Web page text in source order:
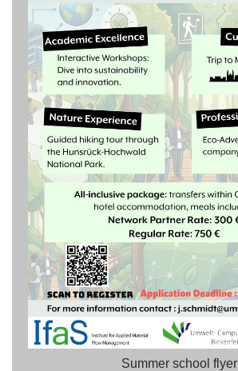
Summer school flyer